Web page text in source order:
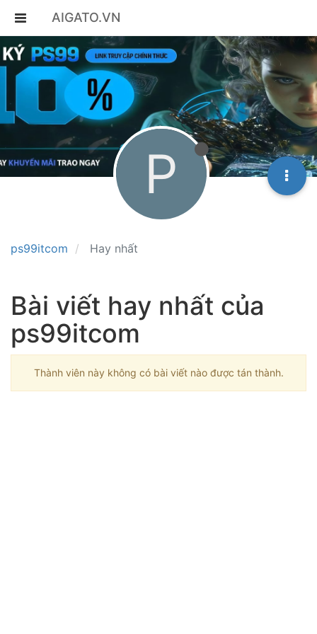
AIGATO.VN
ps99itcom Hay nhất
P
Bài viết hay nhất của
ps99itcom
Thành viên này không có bài viết nào được tán thành.